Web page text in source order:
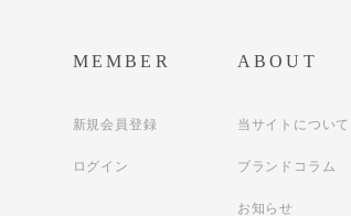
MEMBER
新規会員登録
ログイン
ABOUT
当サイトについて
ブランドコラム
お知らせ